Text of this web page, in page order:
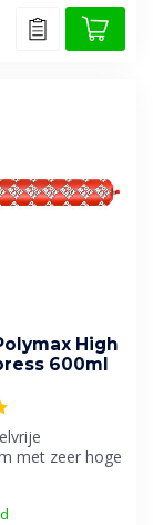
High
600ml
met zeer hoge